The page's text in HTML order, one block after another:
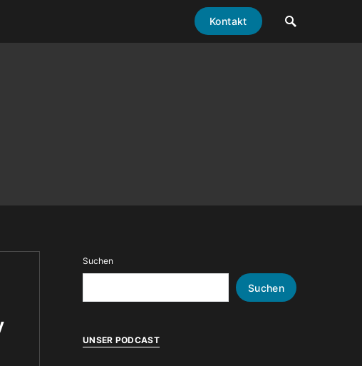
Kontakt
Suchen
Suchen
UNSER PODCAST